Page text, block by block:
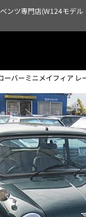
ンツ専門店(W124モデル
ーバーミニメイフィア